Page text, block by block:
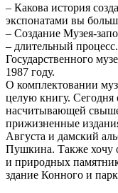
– Какова история
экспонатами вы
– Создание Музея-
– длительный
Государственного
1987 году.
О комплектовании
целую книгу. Сегодня
насчитывающей
прижизненные
Августа и дамский
Пушкина. Также хочу
и природных
здание Конного и